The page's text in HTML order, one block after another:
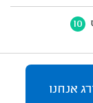
10
אנחנו